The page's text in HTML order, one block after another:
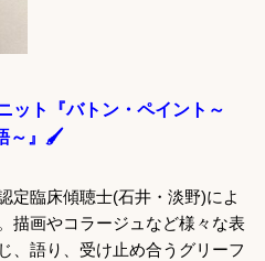
ット
『バトン・ペイント～
～』🖌
定臨床傾聴士(石井・淡野)によ
描画やコラージュなど様々な表
、語り、受け止め合うグリーフ